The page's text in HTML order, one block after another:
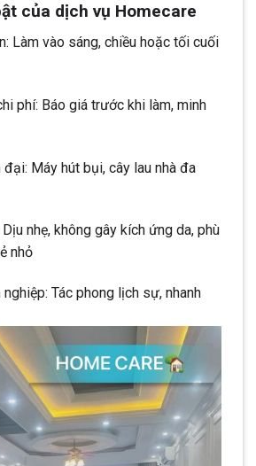
của dịch vụ Homecare
Làm vào sáng, chiều hoặc tối cuối
phí: Báo giá trước khi làm, minh
đại: Máy hút bụi, cây lau nhà đa
nhẹ, không gây kích ứng da, phù
nhỏ
nghiệp: Tác phong lịch sự, nhanh